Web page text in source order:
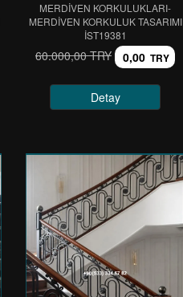
MERDİVEN KORKULUKLARI-
MERDİVEN KORKULUK TASARIMI
IST19381
60.000,00 TRY 0,00 TRY
Detay